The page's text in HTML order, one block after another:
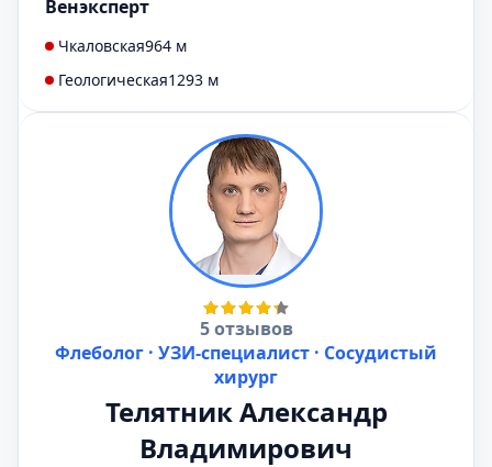
Венэксперт
Чкаловская964 м
Геологическая1293 м
5 отзывов
Флеболог · УЗИ-специалист · Сосудистый
хирург
Телятник Александр
Владимирович